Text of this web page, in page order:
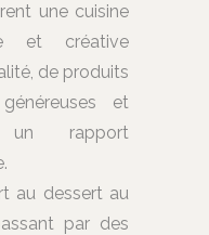
une cuisine
et créative
de produits
et
un rapport
au dessert au
par des